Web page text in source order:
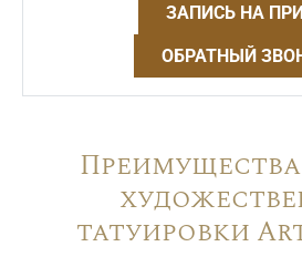
ЗАПИСЬ НА
ОБРАТНЫЙ
татуировки